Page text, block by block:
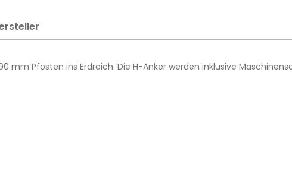
mm Pfosten ins Erdreich. Die H-Anker werden inklusive